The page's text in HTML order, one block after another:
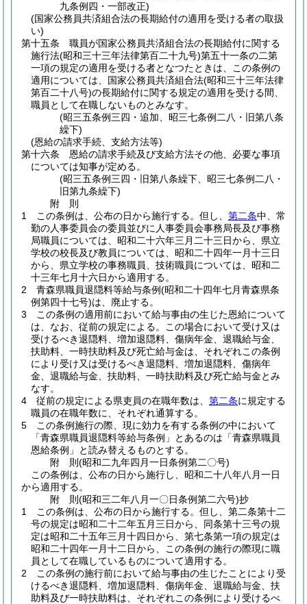
九条例四・一部改正)
(国家公務員共済組合法の長期給付の適用を受ける者の取扱
い)
第十五条
職員が国家公務員共済組合法の長期給付に関する
施行法(昭和三十三年法律第百二十九号)第五十一条の二第
一項の規定の適用を受ける者となつたときは、この条例の
適用については、国家公務員共済組合法(昭和三十三年法律
第百二十八号)の長期給付に関する規定の適用を受ける間、
職員として在職しないものとみなす。
(昭三五条例三四・追加、昭三七条例二八・旧第八条
繰下)
(恩給の請求手続、支給方法等)
第十六条
恩給の請求手続及び支給方法その他、必要な事項
については知事が定める。
(昭三五条例三四・旧第八条繰下、昭三七条例二八・
旧第九条繰下)
附 則
1
この条例は、公布の日から施行する。 但し、 第二条中、常
勤の人事委員会の委員並びに人事委員会事務局長及び事務
局職員については、昭和二十六年三月二十三日から、県立
学校の校長及び教員については、昭和二十四年一月十三日
から、県立学校の事務職員、技術職員については、昭和二
十三年七月十六日から適用する。
2
青森県職員退隠料等給与条例(昭和二十四年七月青森県条
例第四十七号)は、廃止する。
3
この条例の適用前において給与事由の生じた恩給について
は、なお、従前の規定による。
この場合において受け又は
受けるべき退隠料、増加退隠料、傷病年金、退職給与金、
扶助料、一時扶助料及び死亡給与金は、それぞれこの条例
により受け又は受けるべき退隠料、増加退隠料、傷病年
金、退職給与金、扶助料、一時扶助料及び死亡給与金とみ
なす。
4
従前の規定による県吏員の在職年数は、 第二条に規定する
職員の在職年数に、それぞれ通算する。
5
この条例施行の際、現に効力を有する条例の中において
「青森県職員退隠料等給与条例」とあるのは「青森県職員
恩給条例」と読み替えるものとする。
附 則(昭和二九年四月一日条例第二〇号)
この条例は、公布の日から施行し、昭和二十八年八月一日
から適用する。
附 則(昭和三二年八月一〇日条例第二六号)抄
1
この条例は、公布の日から施行する。 但し、第二条第十二
号の規定は昭和二十二年五月三日から、同条第十三号の規
定は昭和二十五年三月十四日から、第七条第一項の規定は
昭和二十四年一月十二日から、この条例の施行の際現に職
員として在職しているものについて適用する。
2
この条例の施行前において給与事由の生じたことにより受
けるべき退隠料、増加退隠料、傷病年金、退職給与金、扶
助料及び一時扶助料は、それぞれこの条例により受けるべ